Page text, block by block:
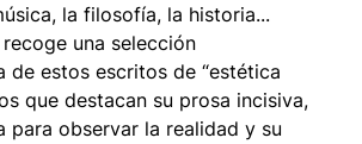
la filosofía, la historia...
una selección
de estos escritos de “estética
que destacan su prosa incisiva,
para observar la realidad y su